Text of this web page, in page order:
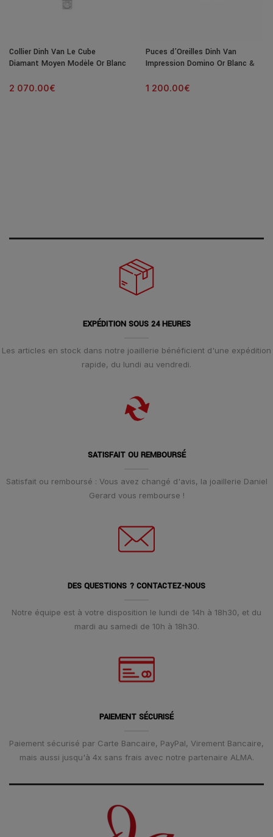
Collier Dinh Van Le Cube
Diamant Moyen Modèle Or Blanc
2 070.00€
Puces d’Oreilles Dinh Van
Impression Domino Or Blanc &
1 200.00€
EXPÉDITION SOUS 24 HEURES
Les articles en stock dans notre joaillerie bénéficient d'une expédition
rapide, du lundi au vendredi.
SATISFAIT OU REMBOURSÉ
Satisfait ou remboursé : Vous avez changé d'avis, la joaillerie Daniel
Gerard vous rembourse !
DES QUESTIONS ? CONTACTEZ-NOUS
Notre équipe est à votre disposition le lundi de 14h à 18h30, et du
mardi au samedi de 10h à 18h30.
PAIEMENT SÉCURISÉ
Paiement sécurisé par Carte Bancaire, PayPal, Virement Bancaire,
mais aussi jusqu'à 4x sans frais avec notre partenaire ALMA.